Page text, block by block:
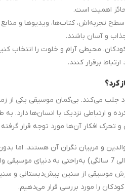
اهمیت است.
تجربه‌اش، کتاب‌ها، ویدیوها و
و آسان باشند.
محیطی آرام و خلوت را انتخاب
برقرار کنند.
کرد؟
جلب می‌کند. بی‌گمان موسیقی یکی از
و ارتباطی نزدیک با انسان‌ها دارد.
تحرک افکار آن‌ها مورد توجه قرار
و مربیان نگران آن هستند. اما
نشان می‌دهد که کودکان از سنین پیش‌دبستانی (6 الی 7 سالگی) به‌راحتی به
موسیقی از سنین پیش‌دبستانی و
را مورد بررسی قرار می‌دهیم.